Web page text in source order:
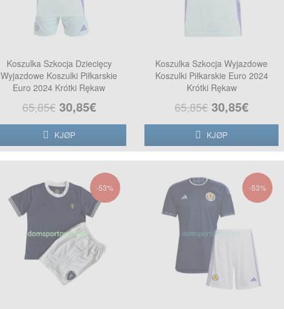
Koszulka Szkocja Dziecięcy
Wyjazdowe Koszulki Piłkarskie
Euro 2024 Krótki Rękaw
65,85€ 30,85€
KJØP
Koszulka Szkocja Wyjazdowe
Koszulki Piłkarskie Euro 2024
Krótki Rękaw
65,85€ 30,85€
KJØP
-53% -53%